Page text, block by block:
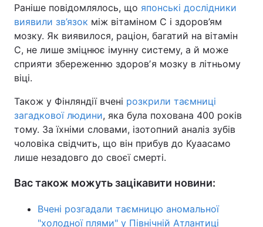
Раніше повідомлялось, що японські дослідники
виявили зв’язок між вітаміном C і здоров’ям
мозку. Як виявилося, раціон, багатий на вітамін
C, не лише зміцнює імунну систему, а й може
сприяти збереженню здоровʼя мозку в літньому
віці.
Також у Фінляндії вчені розкрили таємниці
загадкової людини, яка була похована 400 років
тому. За їхніми словами, ізотопний аналіз зубів
чоловіка свідчить, що він прибув до Куаасамо
лише незадовго до своєї смерті.
Вас також можуть зацікавити новини:
Вчені розгадали таємницю аномальної
"холодної плями" у Північній Атлантиці